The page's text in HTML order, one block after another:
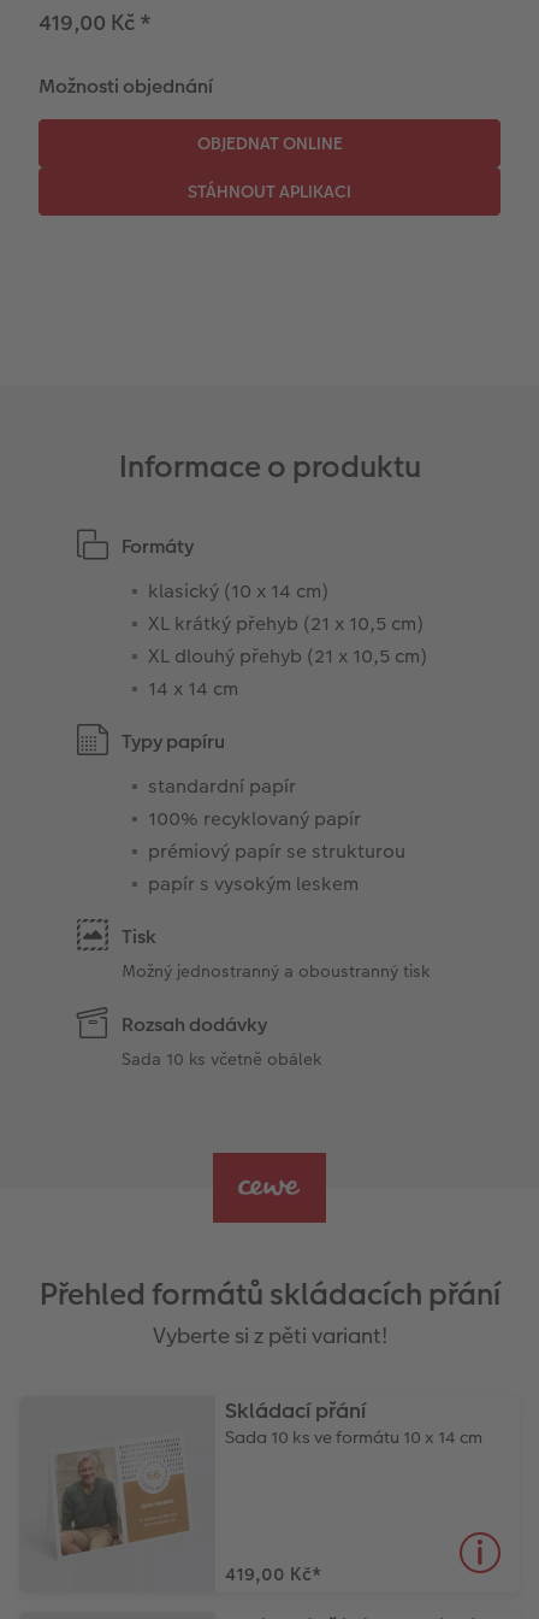
419,00 Kč *
Možnosti objednání
Informace o produktu
Formáty
klasický (10 x 14 cm)
XL krátký přehyb (21 x 10,5 cm)
XL dlouhý přehyb (21 x 10,5 cm)
14 x 14 cm
Typy papíru
standardní papír
100% recyklovaný papír
prémiový papír se strukturou
papír s vysokým leskem
Tisk
Možný jednostranný a oboustranný tisk
Rozsah dodávky
Sada 10 ks včetně obálek
Přehled formátů skládacích přání
Vyberte si z pěti variant!
Skládací přání
Sada 10 ks ve formátu 10 x 14 cm
419,00 Kč*